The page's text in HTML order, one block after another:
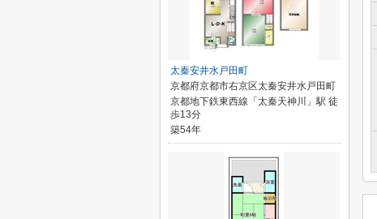
太秦安井水戸田町
京都府京都市右京区太秦安井水戸田町
京都地下鉄東西線「太秦天神川」駅 徒
歩13分
築54年